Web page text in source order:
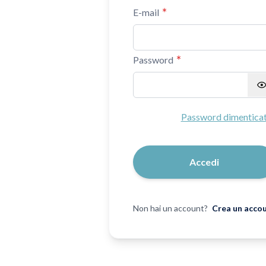
E-mail
Password
Password
Accedi
Non hai un account? Crea un